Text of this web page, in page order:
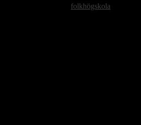
folkhögskola